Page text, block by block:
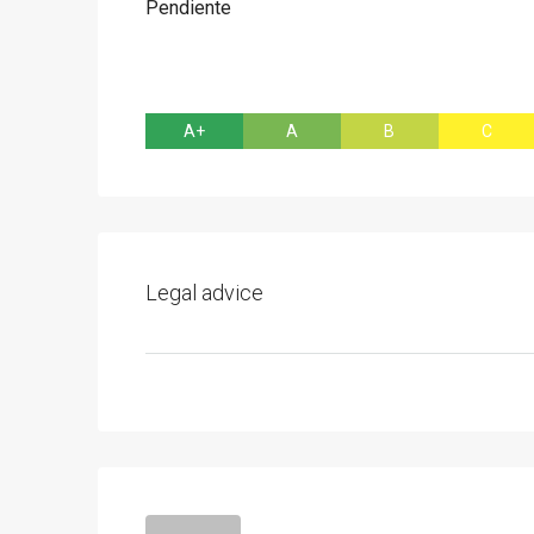
Pendiente
A+ A B C
Legal advice